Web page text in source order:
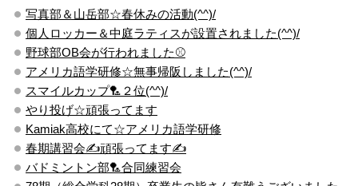
写真部＆山岳部☆春休みの活動(^^)/
個人ロッカー＆中庭ラティスが設置されました(^^)/
野球部OB会が行われました⚾
アメリカ語学研修☆無事帰阪しました(^^)/
スマイルカップ🏸２位(^^)/
やり投げ☆頑張ってます
Kamiak高校にて☆アメリカ語学研修
春期講習会✍頑張ってます✍
バドミントン部🏸合同練習会